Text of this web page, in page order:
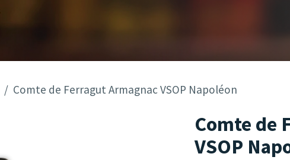
Comte de Ferragut Armagnac VSOP Napoléon
Comte de
VSOP